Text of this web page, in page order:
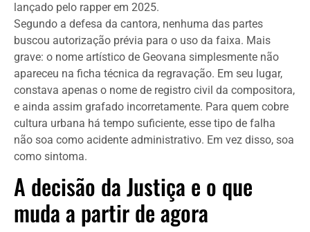
lançado pelo rapper em 2025.
Segundo a defesa da cantora, nenhuma das partes
buscou autorização prévia para o uso da faixa. Mais
grave: o nome artístico de Geovana simplesmente não
apareceu na ficha técnica da regravação. Em seu lugar,
constava apenas o nome de registro civil da compositora,
e ainda assim grafado incorretamente. Para quem cobre
cultura urbana há tempo suficiente, esse tipo de falha
não soa como acidente administrativo. Em vez disso, soa
como sintoma.
A decisão da Justiça e o que
muda a partir de agora